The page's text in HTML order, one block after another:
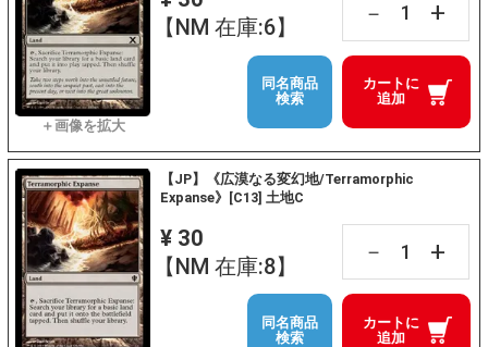
【NM 在庫:6】
－ +
カートに
追加
同名商品
検索
【JP】《広漠なる変幻地/Terramorphic
Expanse》[C13] 土地C
¥ 30
【NM 在庫:8】
－ +
カートに
追加
同名商品
検索